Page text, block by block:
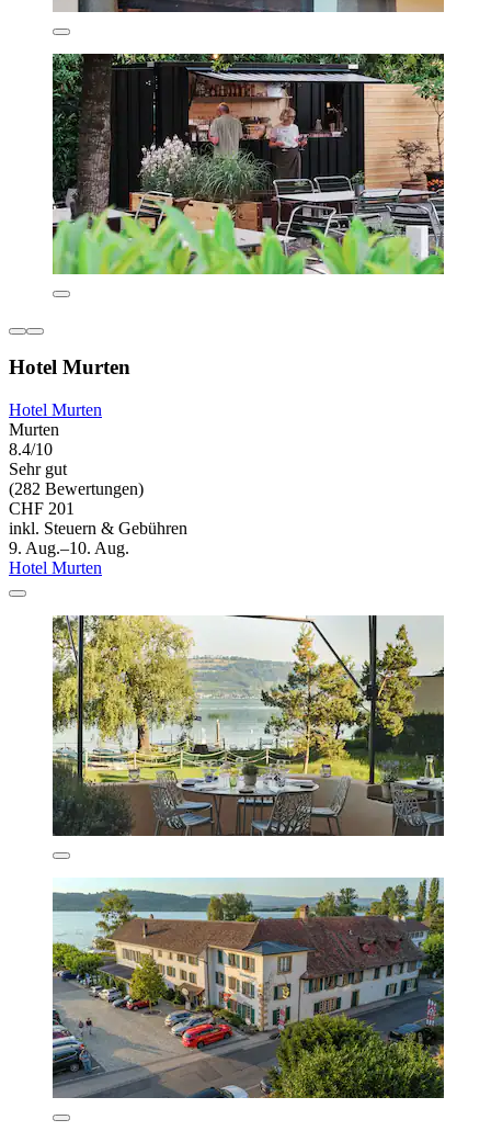
Hotel Murten
Hotel Murten
Murten
8.4/10
Sehr gut
(282 Bewertungen)
CHF 201
inkl. Steuern & Gebühren
9. Aug.–10. Aug.
Hotel Murten